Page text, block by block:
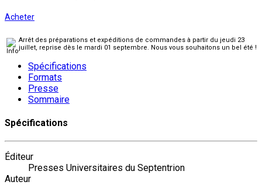
Acheter
Arrêt des préparations et expéditions de commandes à partir du jeudi 23
juillet, reprise dès le mardi 01 septembre. Nous vous souhaitons un bel été !
Spécifications
Formats
Presse
Sommaire
Spécifications
Éditeur
Presses Universitaires du Septentrion
Auteur